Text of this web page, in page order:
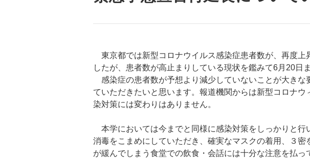
東京都では新型コロナウイルス感染症患者数が、再度上
したが、患者数が高止まりしている現状を鑑みて6月20日
感染症の患者数が予想より減少していないことが大きな
ていただきたいと思います。報道機関からは新型コロナ
染対策には変わりはありません。
本学においては今までと同様に感染対策をしっかりと行
消毒をこまめにしていただき、確実なマスクの着用、３
が緩んでしまう食堂での飲食・会話には十分な注意を払っ